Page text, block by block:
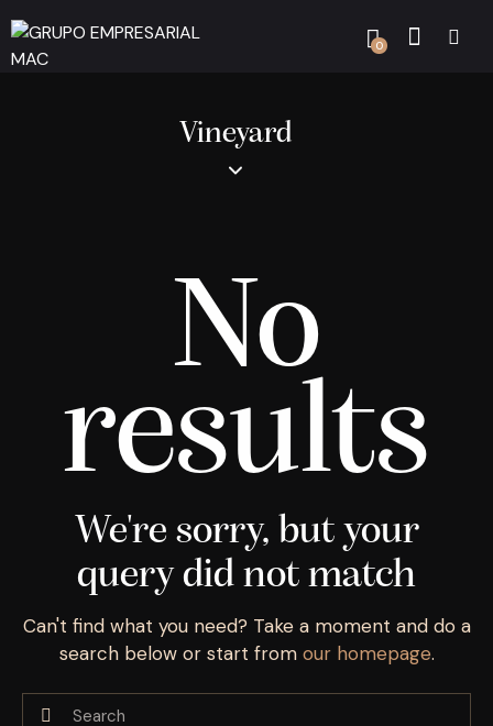
0
Vineyard
No
results
We're sorry, but your
query did not match
Can't find what you need? Take a moment and do a
search below or start from our homepage.